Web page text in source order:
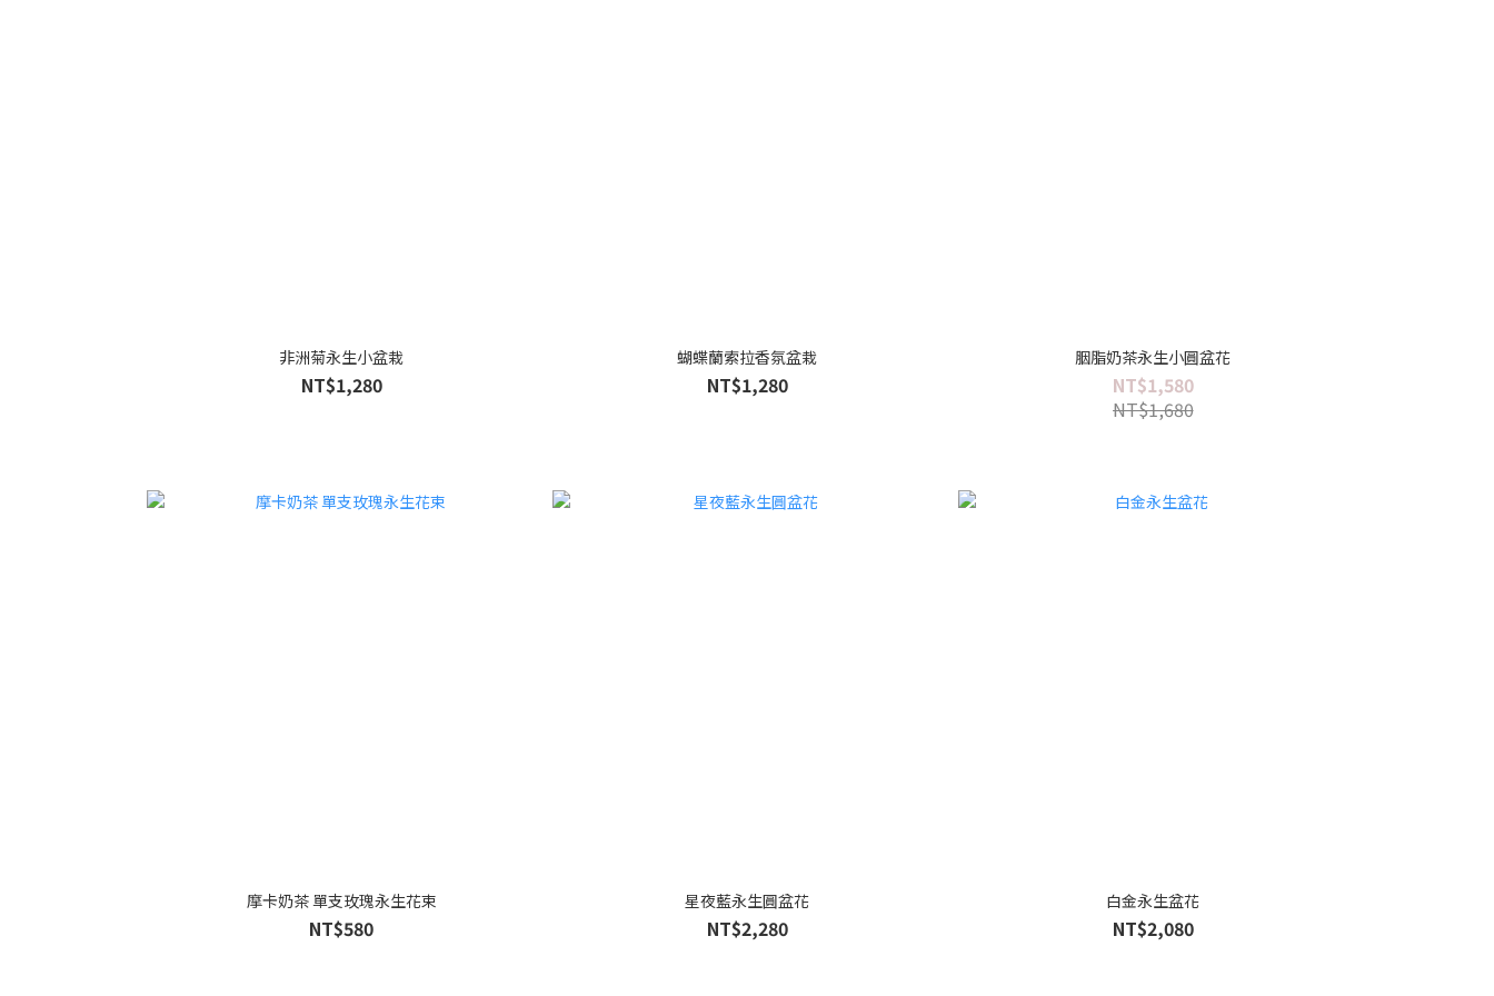
非洲菊永生小盆栽
NT$1,280
蝴蝶蘭索拉香氛盆栽
NT$1,280
胭脂奶茶永生小圓盆花
NT$1,580
NT$1,680
摩卡奶茶 單支玫瑰永生花束
NT$580
星夜藍永生圓盆花
NT$2,280
白金永生盆花
NT$2,080